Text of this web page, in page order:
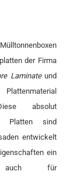
der Firma
Laminateund
absolut
Platten sind
entwickelt
ein
auch für